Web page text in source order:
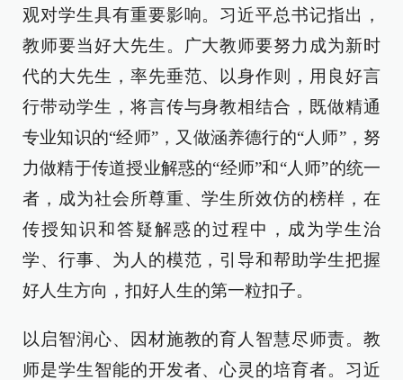
观对学生具有重要影响。习近平总书记指出，
教师要当好大先生。广大教师要努力成为新时
代的大先生，率先垂范、以身作则，用良好言
行带动学生，将言传与身教相结合，既做精通
专业知识的“经师”，又做涵养德行的“人师”，努
力做精于传道授业解惑的“经师”和“人师”的统一
者，成为社会所尊重、学生所效仿的榜样，在
传授知识和答疑解惑的过程中，成为学生治
学、行事、为人的模范，引导和帮助学生把握
好人生方向，扣好人生的第一粒扣子。
以启智润心、因材施教的育人智慧尽师责。教
师是学生智能的开发者、心灵的培育者。习近